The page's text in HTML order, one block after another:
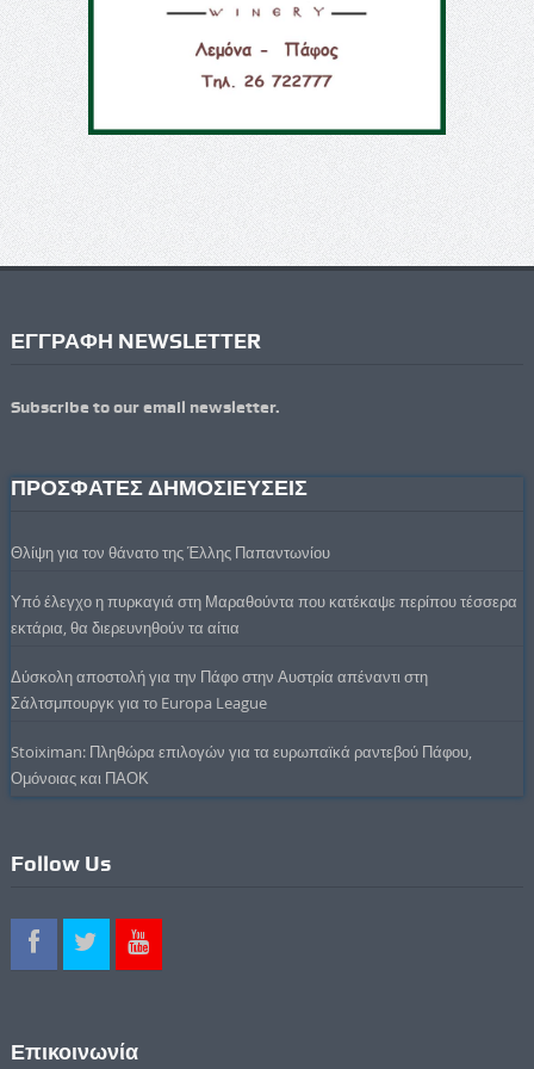
ΕΓΓΡΑΦΗ NEWSLETTER
Subscribe to our email newsletter.
ΠΡΟΣΦΑΤΕΣ ΔΗΜΟΣΙΕΥΣΕΙΣ
Θλίψη για τον θάνατο της Έλλης Παπαντωνίου
Υπό έλεγχο η πυρκαγιά στη Μαραθούντα που κατέκαψε περίπου τέσσερα
εκτάρια, θα διερευνηθούν τα αίτια
Δύσκολη αποστολή για την Πάφο στην Αυστρία απέναντι στη
Σάλτσμπουργκ για το Europa League
Stoiximan: Πληθώρα επιλογών για τα ευρωπαϊκά ραντεβού Πάφου,
Ομόνοιας και ΠΑΟΚ
Follow Us
Επικοινωνία